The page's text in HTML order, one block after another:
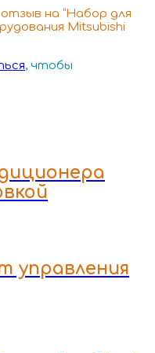
на “Набор для
Mitsubishi
, чтобы
управления